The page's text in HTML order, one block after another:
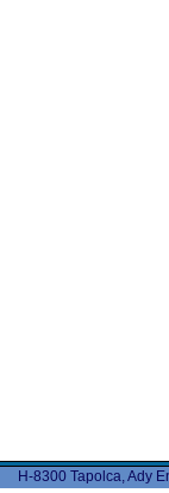
H-8300 Tapolca, Ady